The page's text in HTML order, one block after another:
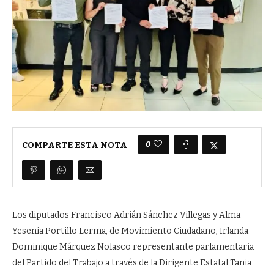
COMPARTE ESTA NOTA 0
Los diputados Francisco Adrián Sánchez Villegas y Alma
Yesenia Portillo Lerma, de Movimiento Ciudadano, Irlanda
Dominique Márquez Nolasco representante parlamentaria
del Partido del Trabajo a través de la Dirigente Estatal Tania